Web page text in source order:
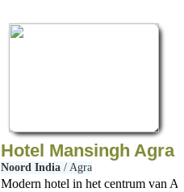
Hotel Mansingh Agra
Noord India/ Agra
Modern hotel in het centrum van